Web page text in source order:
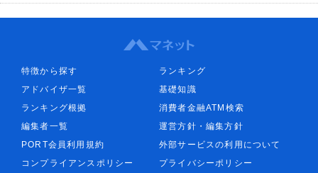
特徴から探す
ランキング
アドバイザ一覧
基礎知識
ランキング根拠
消費者金融ATM検索
編集者一覧
運営方針・編集方針
PORT会員利用規約
外部サービスの利用について
コンプライアンスポリシー
プライバシーポリシー